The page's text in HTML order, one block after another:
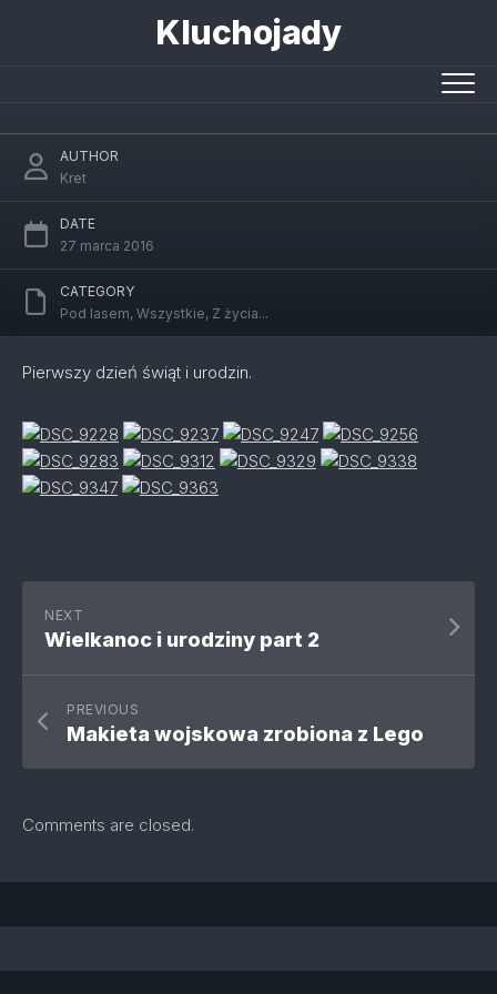
Kluchojady
AUTHOR
Kret
DATE
27 marca 2016
CATEGORY
Pod lasem, Wszystkie, Z życia...
Pierwszy dzień świąt i urodzin.
NEXT
Wielkanoc i urodziny part 2
PREVIOUS
Makieta wojskowa zrobiona z Lego
Comments are closed.